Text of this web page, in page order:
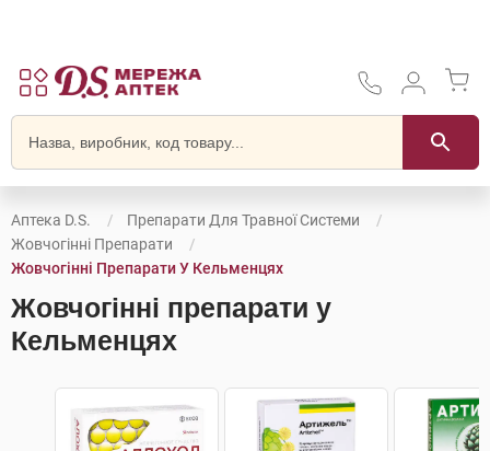
Аптека D.S.
Препарати Для Травної Системи
Жовчогінні Препарати
Жовчогінні Препарати У Кельменцях
Жовчогінні препарати у
Кельменцях